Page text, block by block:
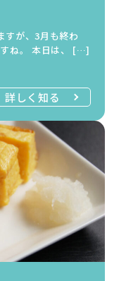
すが、3月も終わ
すね。 本日は、 […]
詳しく知る